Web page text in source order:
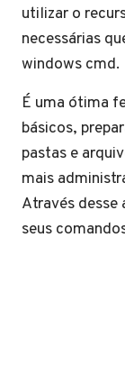
utilizar o
necessárias
windows cmd.
É uma ótima
básicos,
pastas e
mais
Através desse
seus